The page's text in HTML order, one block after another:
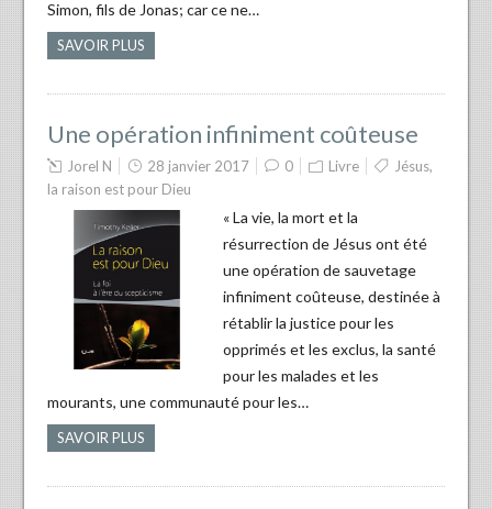
Simon, fils de Jonas; car ce ne…
SAVOIR PLUS
Une opération infiniment coûteuse
Jorel N 28 janvier 2017 0 Livre Jésus,
la raison est pour Dieu
« La vie, la mort et la
résurrection de Jésus ont été
une opération de sauvetage
infiniment coûteuse, destinée à
rétablir la justice pour les
opprimés et les exclus, la santé
pour les malades et les
mourants, une communauté pour les…
SAVOIR PLUS